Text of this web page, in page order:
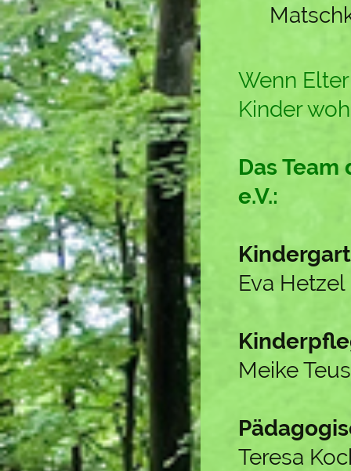
Wenn
Kinder
Das
e.V.:
Eva Hetzel
Meike
Teresa